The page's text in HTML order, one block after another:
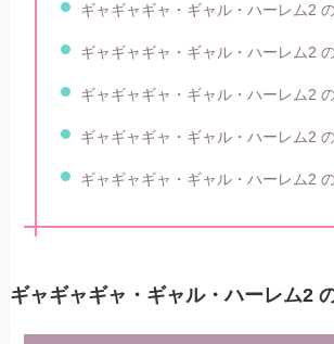
ギャギャギャ・ギャル・ハーレム2
ギャギャギャ・ギャル・ハーレム2
ギャギャギャ・ギャル・ハーレム2
ギャギャギャ・ギャル・ハーレム2
ギャギャギャ・ギャル・ハーレム2
ギャギャギャ・ギャル・ハーレム2